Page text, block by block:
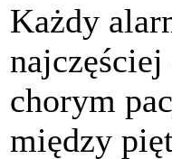
Każdy
chorym
między